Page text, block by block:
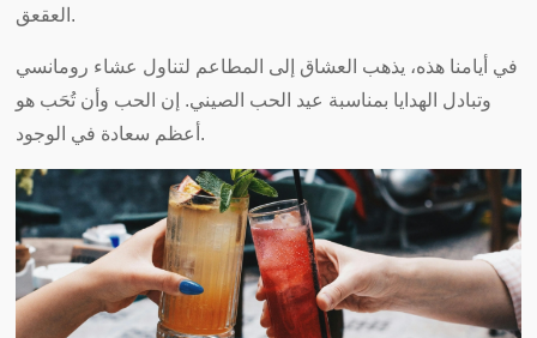
العقعق.
في أيامنا هذه، يذهب العشاق إلى المطاعم لتناول عشاء رومانسي
وتبادل الهدايا بمناسبة عيد الحب الصيني. إن الحب وأن تُحَب هو
أعظم سعادة في الوجود.